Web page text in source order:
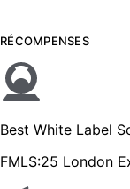
RÉCOMPENSES
Best White Label
FMLS:25 London